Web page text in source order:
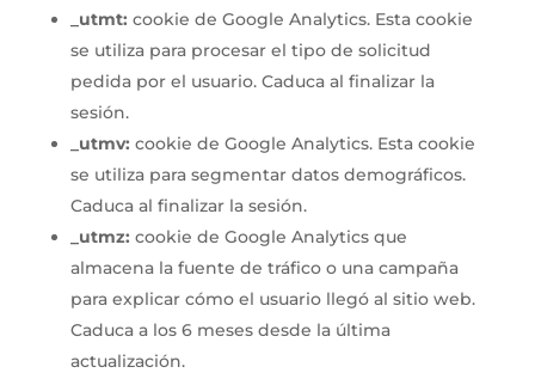
_utmt: cookie de Google Analytics. Esta cookie
se utiliza para procesar el tipo de solicitud
pedida por el usuario. Caduca al finalizar la
sesión.
_utmv: cookie de Google Analytics. Esta cookie
se utiliza para segmentar datos demográficos.
Caduca al finalizar la sesión.
_utmz: cookie de Google Analytics que
almacena la fuente de tráfico o una campaña
para explicar cómo el usuario llegó al sitio web.
Caduca a los 6 meses desde la última
actualización.